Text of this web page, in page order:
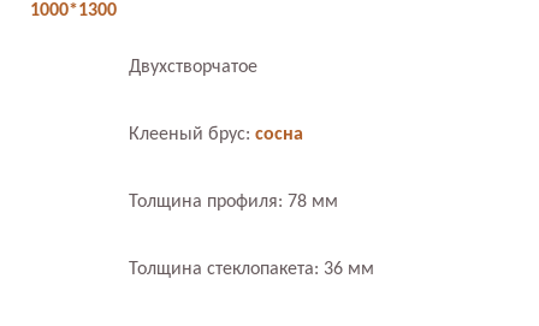
1000*1300
Двухстворчатое
Клееный брус: сосна
Толщина профиля: 78 мм
Толщина стеклопакета: 36 мм